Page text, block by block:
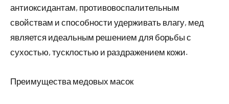
антиоксидантам, противовоспалительным
свойствам и способности удерживать влагу, мед
является идеальным решением для борьбы с
сухостью, тусклостью и раздражением кожи.
Преимущества медовых масок